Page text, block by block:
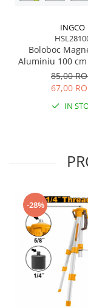
Scule pentru
Suporturi laptop
Tirbușoane și
Unelte pentru
Motoforeze și
Ventilatoare
INGCO
Boloboc
Aluminiu 100 cm
și Durabilitate
85,00
67,00
IN
-28%